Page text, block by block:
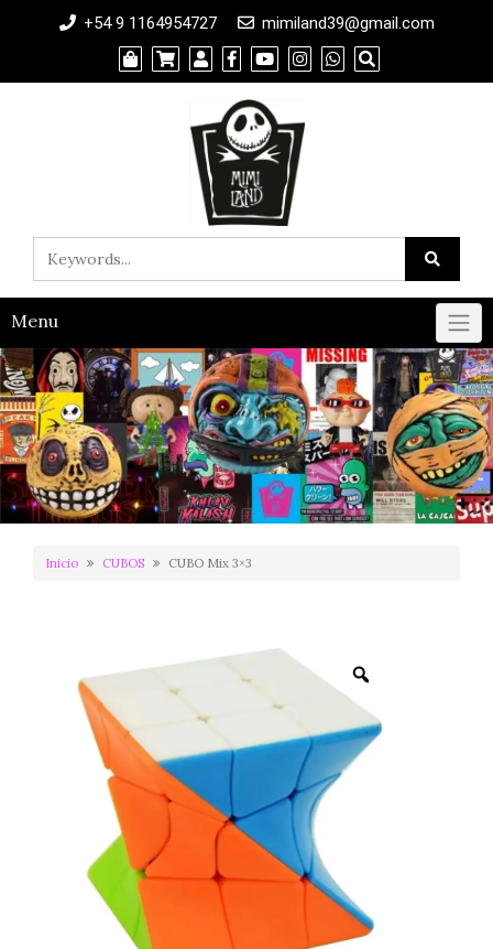
+54 9 1164954727 mimiland39@gmail.com
Menu
Inicio CUBOS CUBO Mix 3×3